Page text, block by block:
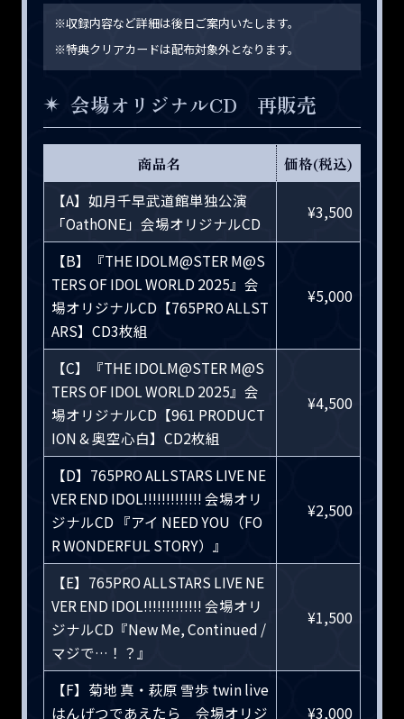
※収録内容など詳細は後日ご案内いたします。
※特典クリアカードは配布対象外となります。
会場オリジナルCD 再販売
商品名
価格(税込)
【A】如月千早武道館単独公演
「OathONE」会場オリジナルCD
¥3,500
【B】『THE IDOLM@STER M@S
TERS OF IDOL WORLD 2025』会
場オリジナルCD【765PRO ALLST
ARS】CD3枚組
¥5,000
【C】『THE IDOLM@STER M@S
TERS OF IDOL WORLD 2025』会
場オリジナルCD【961 PRODUCT
ION & 奥空心白】CD2枚組
¥4,500
【D】765PRO ALLSTARS LIVE NE
VER END IDOL!!!!!!!!!!!!! 会場オリ
ジナルCD 『アイ NEED YOU（FO
R WONDERFUL STORY）』
¥2,500
【E】765PRO ALLSTARS LIVE NE
VER END IDOL!!!!!!!!!!!!! 会場オリ
ジナルCD『New Me, Continued /
マジで…！？』
¥1,500
【F】菊地 真・萩原 雪歩 twin live
はんげつであえたら 会場オリジ
¥3,000